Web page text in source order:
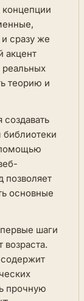
концепции
сразу же
акцент
реальных
теорию и
создавать
помощью
позволяет
основные
шаги
прочную